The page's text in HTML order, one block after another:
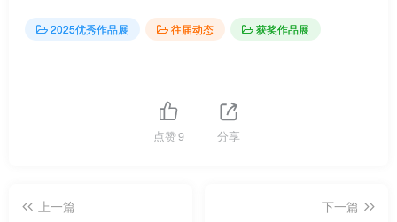
2025优秀作品展 往届动态 获奖作品展
点赞9 分享
上一篇
下一篇